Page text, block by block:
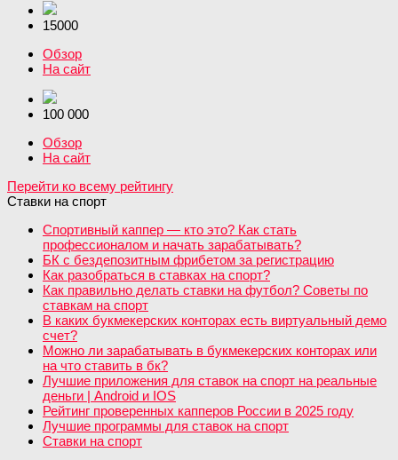
15000
Обзор
На сайт
100 000
Обзор
На сайт
Перейти ко всему рейтингу
Ставки на спорт
Спортивный каппер — кто это? Как стать
профессионалом и начать зарабатывать?
БК с бездепозитным фрибетом за регистрацию
Как разобраться в ставках на спорт?
Как правильно делать ставки на футбол? Советы по
ставкам на спорт
В каких букмекерских конторах есть виртуальный демо
счет?
Можно ли зарабатывать в букмекерских конторах или
на что ставить в бк?
Лучшие приложения для ставок на спорт на реальные
деньги | Android и IOS
Рейтинг проверенных капперов России в 2025 году
Лучшие программы для ставок на спорт
Ставки на спорт